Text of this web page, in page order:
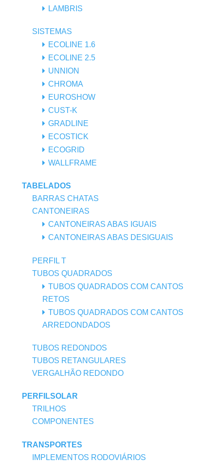
LAMBRIS
SISTEMAS
ECOLINE 1.6
ECOLINE 2.5
UNNION
CHROMA
EUROSHOW
CUST-K
GRADLINE
ECOSTICK
ECOGRID
WALLFRAME
TABELADOS
BARRAS CHATAS
CANTONEIRAS
CANTONEIRAS ABAS IGUAIS
CANTONEIRAS ABAS DESIGUAIS
PERFIL T
TUBOS QUADRADOS
TUBOS QUADRADOS COM CANTOS
RETOS
TUBOS QUADRADOS COM CANTOS
ARREDONDADOS
TUBOS REDONDOS
TUBOS RETANGULARES
VERGALHÃO REDONDO
PERFILSOLAR
TRILHOS
COMPONENTES
TRANSPORTES
IMPLEMENTOS RODOVIÁRIOS